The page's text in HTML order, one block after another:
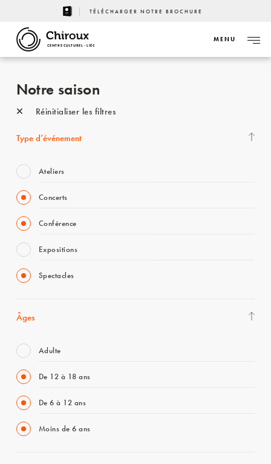
TÉLÉCHARGER NOTRE BROCHURE
CENTRE CULTUREL - LIÈGE
MENU
Notre saison
Réinitialiser les filtres
Type d’événement
Ateliers
Concerts
Conférence
Expositions
Spectacles
Âges
Adulte
De 12 à 18 ans
De 6 à 12 ans
Moins de 6 ans